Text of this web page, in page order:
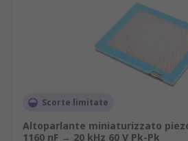
Scorte limitate
Altoparlante miniaturizzato
1160 nF → 20 kHz 60 V Pk-Pk